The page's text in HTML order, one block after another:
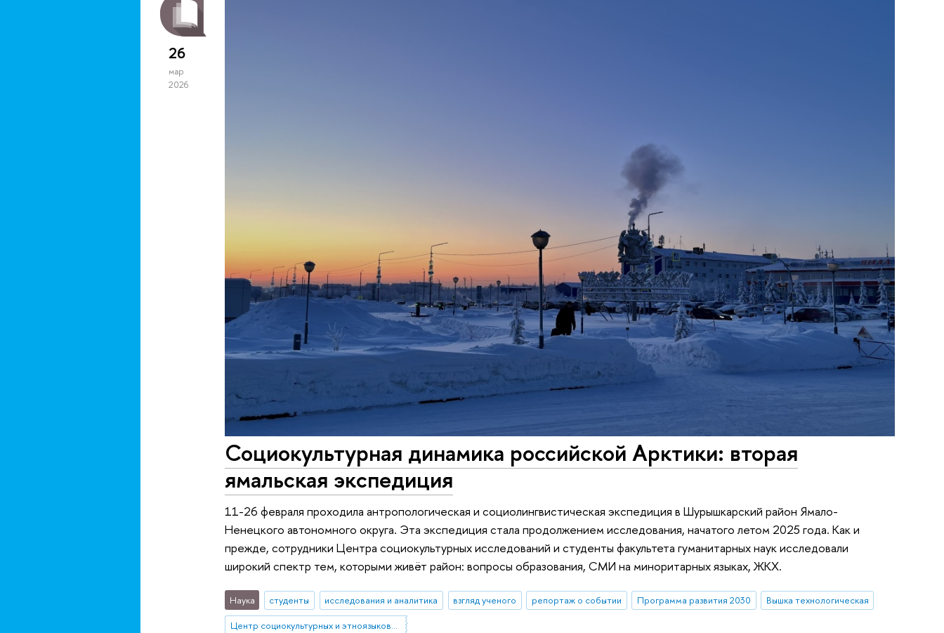
26
мар
2026
Социокультурная динамика российской Арктики: вторая
ямальская экспедиция
11-26 февраля проходила антропологическая и социолингвистическая экспедиция в Шурышкарский район Ямало-
Ненецкого автономного округа. Эта экспедиция стала продолжением исследования, начатого летом 2025 года. Как и
прежде, сотрудники Центра социокультурных исследований и студенты факультета гуманитарных наук исследовали
широкий спектр тем, которыми живёт район: вопросы образования, СМИ на миноритарных языках, ЖКХ.
Наука студенты исследования и аналитика взгляд ученого репортаж о событии Программа развития 2030
Вышка технологическая
Центр социокультурных и этноязыковых исследований